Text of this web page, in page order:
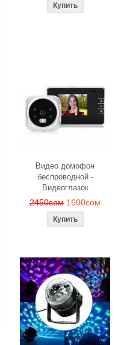
Видео домофон
беспроводной -
Видеоглазок
2450сом 1600сом